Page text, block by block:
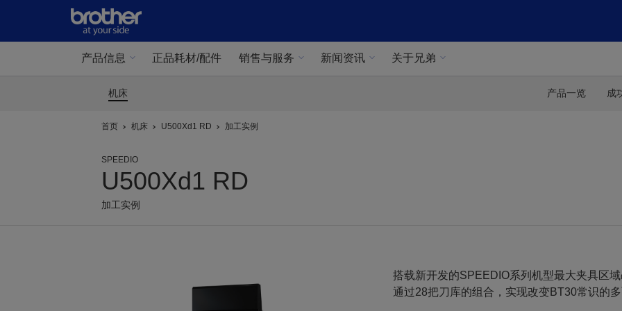
产品信息 正品耗材/配件 销售与服务 新闻资讯 关于兄弟
机床 产品一览 成
首页 机床 U500Xd1 RD 加工实例
SPEEDIO
U500Xd1 RD
加工实例
搭载新开发的SPEEDIO系列机型最大夹具区
通过28把刀库的组合，实现改变BT30常识的